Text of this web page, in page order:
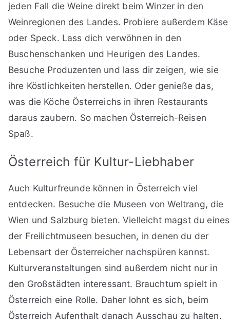
jeden Fall die Weine direkt beim Winzer in den
Weinregionen des Landes. Probiere außerdem Käse
oder Speck. Lass dich verwöhnen in den
Buschenschanken und Heurigen des Landes.
Besuche Produzenten und lass dir zeigen, wie sie
ihre Köstlichkeiten herstellen. Oder genieße das,
was die Köche Österreichs in ihren Restaurants
daraus zaubern. So machen Österreich-Reisen
Spaß.
Österreich für Kultur-Liebhaber
Auch Kulturfreunde können in Österreich viel
entdecken. Besuche die Museen von Weltrang, die
Wien und Salzburg bieten. Vielleicht magst du eines
der Freilichtmuseen besuchen, in denen du der
Lebensart der Österreicher nachspüren kannst.
Kulturveranstaltungen sind außerdem nicht nur in
den Großstädten interessant. Brauchtum spielt in
Österreich eine Rolle. Daher lohnt es sich, beim
Österreich Aufenthalt danach Ausschau zu halten.